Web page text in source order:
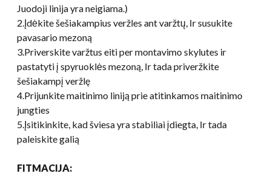
Juodoji linija yra neigiama.)
2.Įdėkite šešiakampius veržles ant varžtų, Ir susukite
pavasario mezoną
3.Priverskite varžtus eiti per montavimo skylutes ir
pastatyti į spyruoklės mezoną, Ir tada priveržkite
šešiakampį veržlę
4.Prijunkite maitinimo liniją prie atitinkamos maitinimo
jungties
5.Įsitikinkite, kad šviesa yra stabiliai įdiegta, Ir tada
paleiskite galią
FITMACIJA: